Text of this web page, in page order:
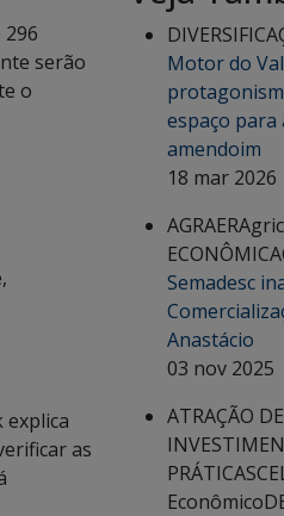
serão
o
explica
as
Motor do
espaço para
amendoim
18 mar 2026
AGRAER
ECONÔMICA
Semadesc
Anastácio
03 nov 2025
ATRAÇÃO DE
PRÁTICAS
Econômico